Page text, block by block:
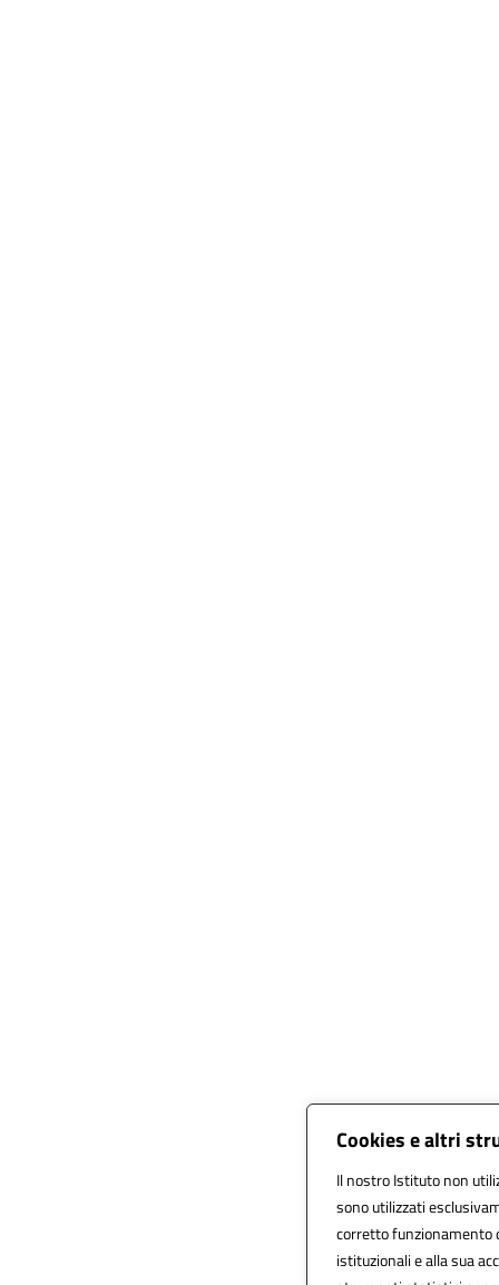
Cookies e altri
Il nostro Istituto non
sono utilizzati
corretto funzionamento
istituzionali e alla sua